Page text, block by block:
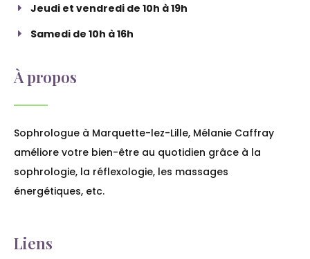
Jeudi et vendredi de 10h à 19h
Samedi de 10h à 16h
À propos
Sophrologue à Marquette-lez-Lille, Mélanie Caffray
améliore votre bien-être au quotidien grâce à la
sophrologie, la réflexologie, les massages
énergétiques, etc.
Liens